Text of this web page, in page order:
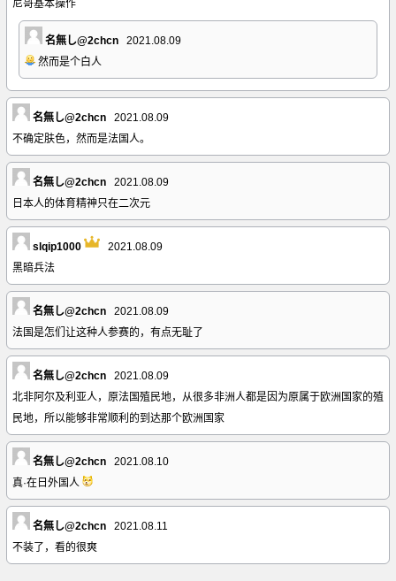
尼哥基本操作
名無し@2chcn
2021.08.09
然而是个白人
名無し@2chcn
2021.08.09
不确定肤色，然而是法国人。
名無し@2chcn
2021.08.09
日本人的体育精神只在二次元
slqip1000
2021.08.09
黑暗兵法
名無し@2chcn
2021.08.09
法国是怎们让这种人参赛的，有点无耻了
名無し@2chcn
2021.08.09
北非阿尔及利亚人，原法国殖民地，从很多非洲人都是因为原属于欧洲国家的殖
民地，所以能够非常顺利的到达那个欧洲国家
名無し@2chcn
2021.08.10
真·在日外国人
名無し@2chcn
2021.08.11
不装了，看的很爽